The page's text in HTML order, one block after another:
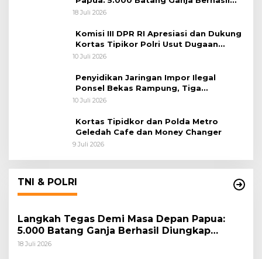
Diungkap Koops TNI Habema
18 Juli 2026
Komisi III DPR RI Apresiasi dan Dukung
Kortas Tipikor Polri Usut Dugaan
Korupsi Batu Bara
10 Juli 2026
Penyidikan Jaringan Impor Ilegal
Ponsel Bekas Rampung, Tiga
Tersangka Sudah P-21 dan Satu Buron
10 Juli 2026
Kortas Tipidkor dan Polda Metro
Geledah Cafe dan Money Changer
9 Juli 2026
TNI & POLRI
Langkah Tegas Demi Masa Depan Papua:
5.000 Batang Ganja Berhasil Diungkap
Koops TNI Habema
18 Juli 2026